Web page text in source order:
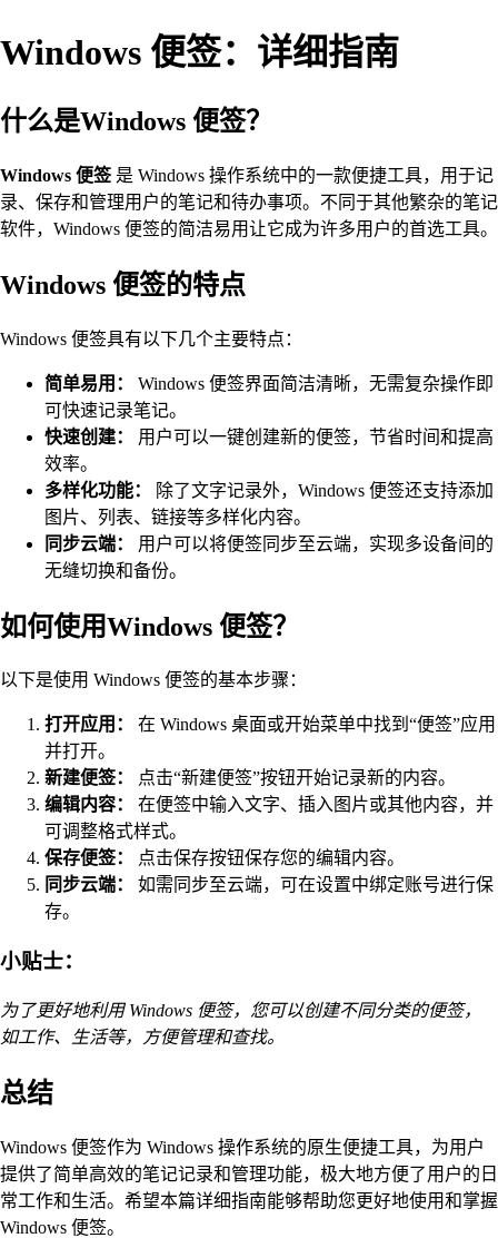
Windows 便签：详细指南
什么是Windows 便签？
Windows 便签 是 Windows 操作系统中的一款便捷工具，用于记
录、保存和管理用户的笔记和待办事项。不同于其他繁杂的笔记
软件，Windows 便签的简洁易用让它成为许多用户的首选工具。
Windows 便签的特点
Windows 便签具有以下几个主要特点：
简单易用：
Windows 便签界面简洁清晰，无需复杂操作即
可快速记录笔记。
快速创建：
用户可以一键创建新的便签，节省时间和提高
效率。
多样化功能：
除了文字记录外，Windows 便签还支持添加
图片、列表、链接等多样化内容。
同步云端：
用户可以将便签同步至云端，实现多设备间的
无缝切换和备份。
如何使用Windows 便签？
以下是使用 Windows 便签的基本步骤：
打开应用：
在 Windows 桌面或开始菜单中找到“便签”应用
并打开。
新建便签：
点击“新建便签”按钮开始记录新的内容。
编辑内容：
在便签中输入文字、插入图片或其他内容，并
可调整格式样式。
保存便签：
点击保存按钮保存您的编辑内容。
同步云端：
如需同步至云端，可在设置中绑定账号进行保
存。
小贴士：
为了更好地利用 Windows 便签，您可以创建不同分类的便签，
如工作、生活等，方便管理和查找。
总结
Windows 便签作为 Windows 操作系统的原生便捷工具，为用户
提供了简单高效的笔记记录和管理功能，极大地方便了用户的日
常工作和生活。希望本篇详细指南能够帮助您更好地使用和掌握
Windows 便签。